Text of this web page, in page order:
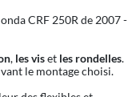
CRF 250R de 2007 -
, les viset les rondelles.
le montage choisi.